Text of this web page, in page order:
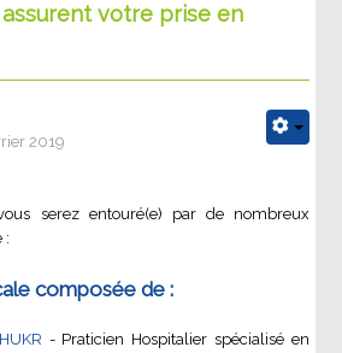
votre prise en
2019
serez entouré(e) par de nombreux
:
composée de :
- Praticien Hospitalier spécialisé en